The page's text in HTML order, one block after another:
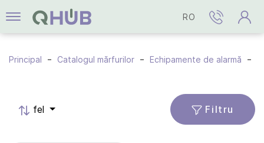
RO
Principal Catalogul mărfurilor Echipamente de alarmă
fel Filtru